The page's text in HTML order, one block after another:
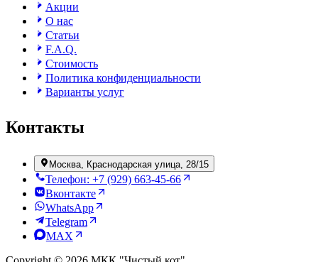
Акции
О нас
Статьи
F.A.Q.
Стоимость
Политика конфиденциальности
Варианты услуг
Контакты
Москва, Краснодарская улица, 28/15
Телефон: +7 (929) 663-45-66
Вконтакте
WhatsApp
Telegram
MAX